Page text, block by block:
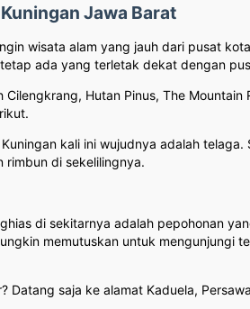
Jawa Barat
wisata alam yang jauh dari pusat
ada yang terletak dekat dengan
Hutan Pinus, The
kali ini wujudnya adalah
rimbun di sekelilingnya.
di sekitarnya adalah pepohonan
memutuskan untuk mengunjungi
saja ke alamat Kaduela,